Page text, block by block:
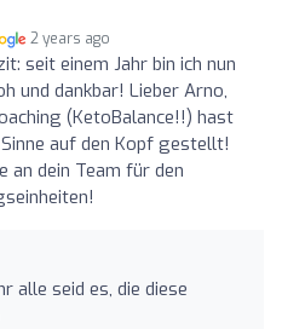
2 years ago
seit einem Jahr bin ich nun
und dankbar! Lieber Arno,
(KetoBalance!!) hast
auf den Kopf gestellt!
an dein Team für den
alle seid es, die diese